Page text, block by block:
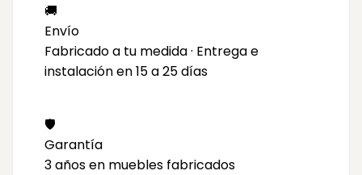
🚚
Envío
Fabricado a tu medida · Entrega e
instalación en 15 a 25 días
🛡️
Garantía
3 años en muebles fabricados